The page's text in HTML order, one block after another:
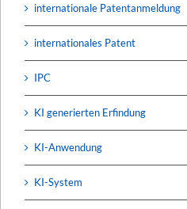
internationale Patentanmeldung
internationales Patent
IPC
KI generierten Erfindung
KI-Anwendung
KI-System